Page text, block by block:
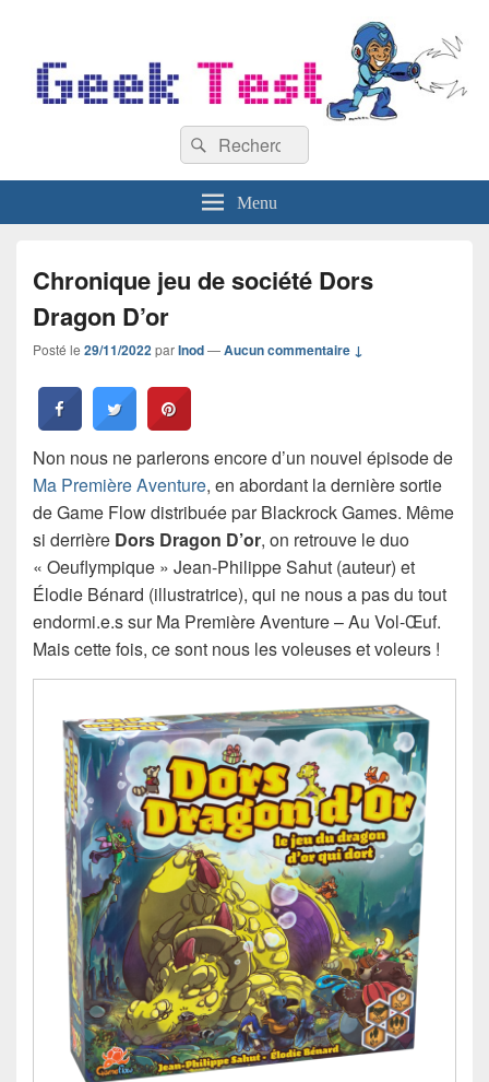
Recherche :
Rechercher
Menu
Chronique jeu de société Dors
Dragon D’or
Posté le 29/11/2022parInod—Aucun commentaire ↓
Non nous ne parlerons encore d’un nouvel épisode de
Ma Première Aventure, en abordant la dernière sortie
de Game Flow distribuée par Blackrock Games. Même
si derrière Dors Dragon D’or, on retrouve le duo
« Oeuflympique » Jean-Philippe Sahut (auteur) et
Élodie Bénard (illustratrice), qui ne nous a pas du tout
endormi.e.s sur Ma Première Aventure – Au Vol-Œuf.
Mais cette fois, ce sont nous les voleuses et voleurs !